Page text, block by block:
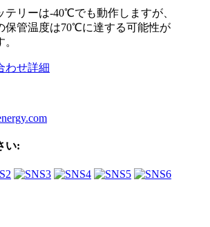
テリーは-40℃でも動作しますが、
保管温度は70℃に達する可能性が
わせ詳細
い: